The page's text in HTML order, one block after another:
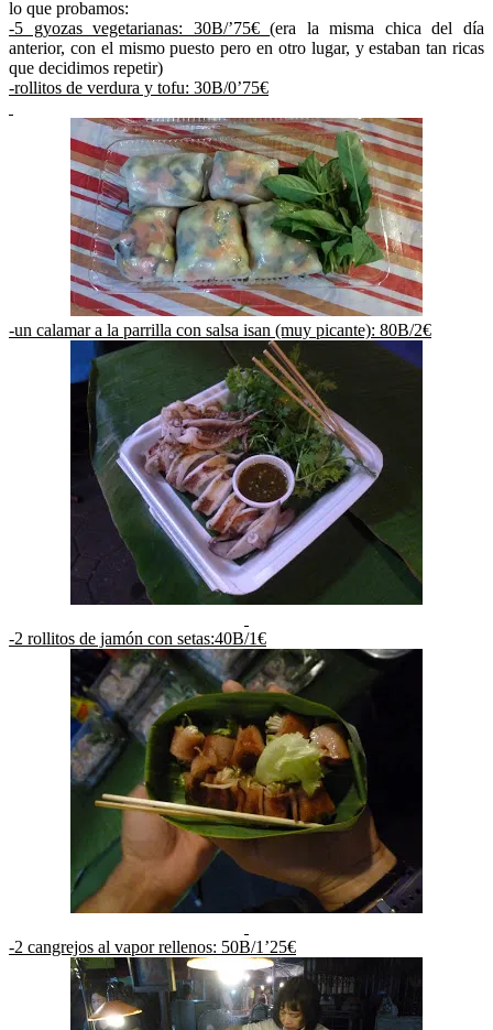
lo que probamos:
-5 gyozas vegetarianas: 30B/’75€(era la misma chica del día
anterior, con el mismo puesto pero en otro lugar, y estaban tan ricas
que decidimos repetir)
-rollitos de verdura y tofu: 30B/0’75€
-un calamar a la parrilla con salsa isan (muy picante): 80B/2€
-2 rollitos de jamón con setas:40B/1€
-2 cangrejos al vapor rellenos: 50B/1’25€